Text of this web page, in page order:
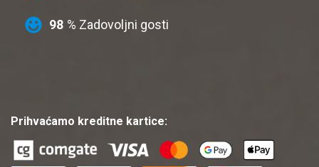
98 % Zadovoljni gosti
Prihvaćamo kreditne kartice: